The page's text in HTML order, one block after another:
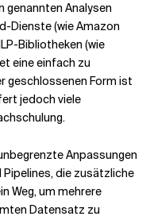
genannten Analysen
Dienste(wieAmazon
Bibliotheken (wie
eine einfach zu
geschlossenen Form ist
jedoch viele
Anpassungen
die zusätzliche
Weg, um mehrere
Datensatz zu